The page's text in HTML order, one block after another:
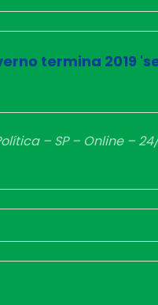
termina 2019
– SP – Online –